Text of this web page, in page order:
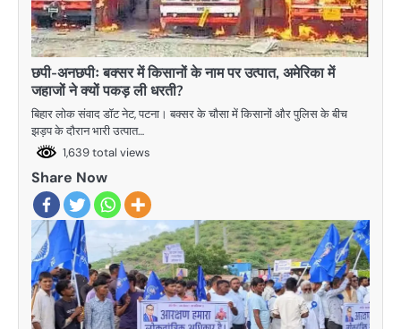
छपी-अनछपीः बक्सर में किसानों के नाम पर उत्पात, अमेरिका में
जहाजों ने क्यों पकड़ ली धरती?
बिहार लोक संवाद डॉट नेट, पटना। बक्सर के चौसा में किसानों और पुलिस के बीच
झड़प के दौरान भारी उत्पात…
1,639 total views
Share Now